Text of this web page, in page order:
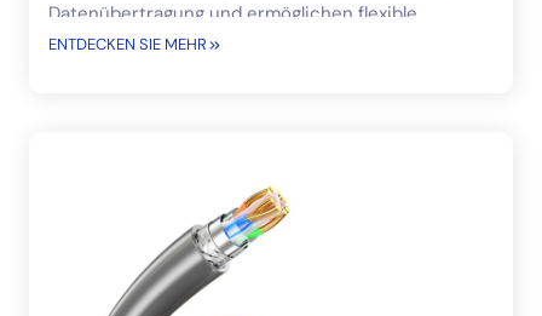
Datenübertragung und ermöglichen flexible
Netzwerk-Upgrades.
ENTDECKEN SIE MEHR